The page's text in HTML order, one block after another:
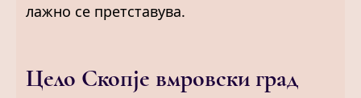
лажно се претставува.
Цело Скопје вмровски град